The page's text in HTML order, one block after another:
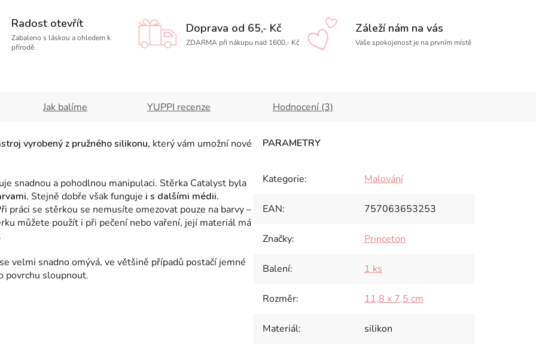
Radost otevřít
Zabaleno s láskou a ohledem k
přírodě
Doprava od 65,- Kč
ZDARMA při nákupu nad 1600,- Kč
Záleží nám na vás
Vaše spokojenost je na prvním místě
Jak balíme YUPPI recenze Hodnocení (3)
vyrobený z pružného silikonu, který vám umožní nové
snadnou a pohodlnou manipulaci. Stěrka Catalyst byla
Stejně dobře však funguje i s dalšími médii.
práci se stěrkou se nemusíte omezovat pouze na barvy–
můžete použít i při pečení nebo vaření, její materiál má
velmi snadno omývá, ve většině případů postačí jemné
povrchu sloupnout.
Kategorie: Malování
EAN: 757063653253
Značky: Princeton
Balení: 1 ks
Rozměr: 11,8 x 7,5 cm
Materiál: silikon